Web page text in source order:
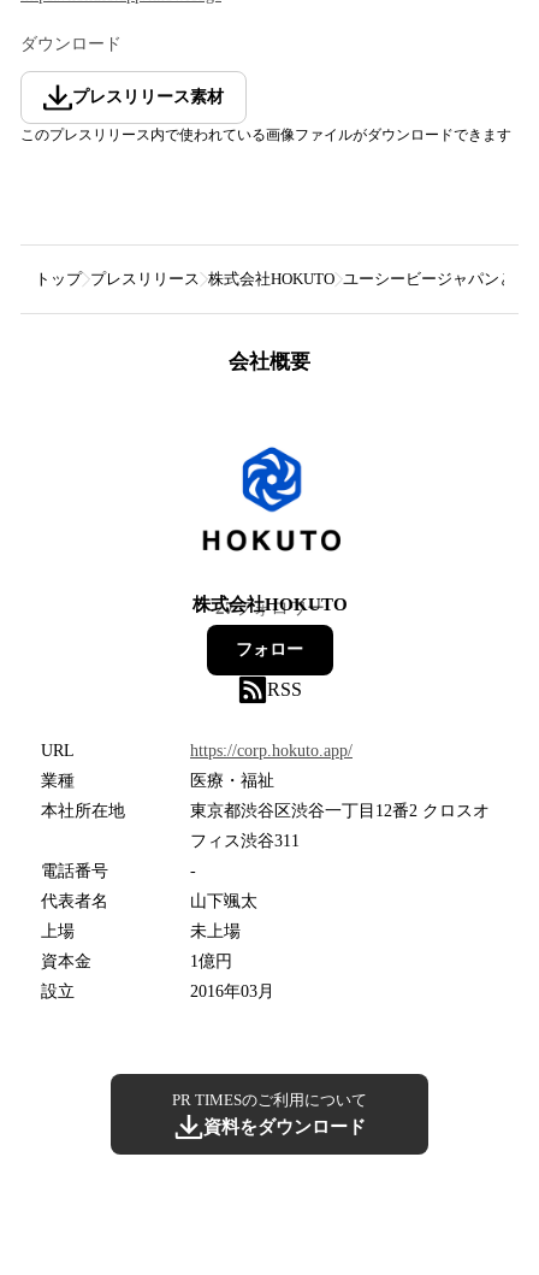
ダウンロード
プレスリリース素材
このプレスリリース内で使われている画像ファイルがダウンロードできます
トップ プレスリリース 株式会社HOKUTO ユーシービージャパンと
会社概要
株式会社HOKUTO
27フォロワー
フォロー
RSS
URL
https://corp.hokuto.app/
業種
医療・福祉
本社所在地
東京都渋谷区渋谷一丁目12番2 クロスオ
フィス渋谷311
電話番号
-
代表者名
山下颯太
上場
未上場
資本金
1億円
設立
2016年03月
PR TIMESのご利用について
資料をダウンロード